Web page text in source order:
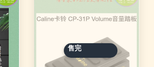
售完